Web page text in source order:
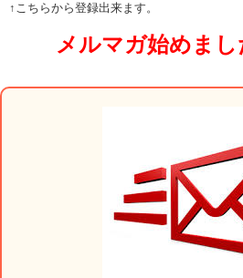
↑こちらから登録出来ます。
メルマガ始めま